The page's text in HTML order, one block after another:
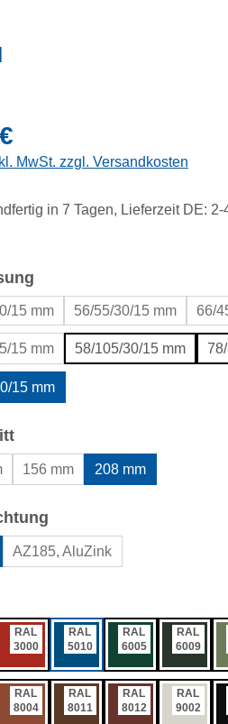
Preis:
MwSt. zzgl. Versandkosten
in 7 Tagen, Lieferzeit DE:
15 mm 56/55/30/15 mm 66/
15 mm 58/105/30/15 mm
15 mm
auswählen
156 mm 208 mm
AZ185, AluZink
RAL
3000
RAL
5010
RAL
6005
RAL
6009
RAL
8004
RAL
8011
RAL
8012
RAL
9002